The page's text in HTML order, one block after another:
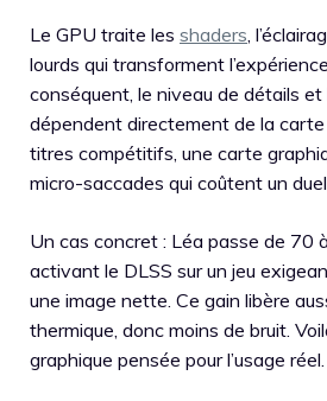
Le GPU traite les shaders,
lourds qui transforment
conséquent, le niveau de détails
dépendent directement de la carte
titres compétitifs, une carte
micro-saccades qui coûtent un
Un cas concret : Léa passe de 70
activant le DLSS sur un jeu
une image nette. Ce gain libère
thermique, donc moins de bruit.
graphique pensée pour l’usage réel.